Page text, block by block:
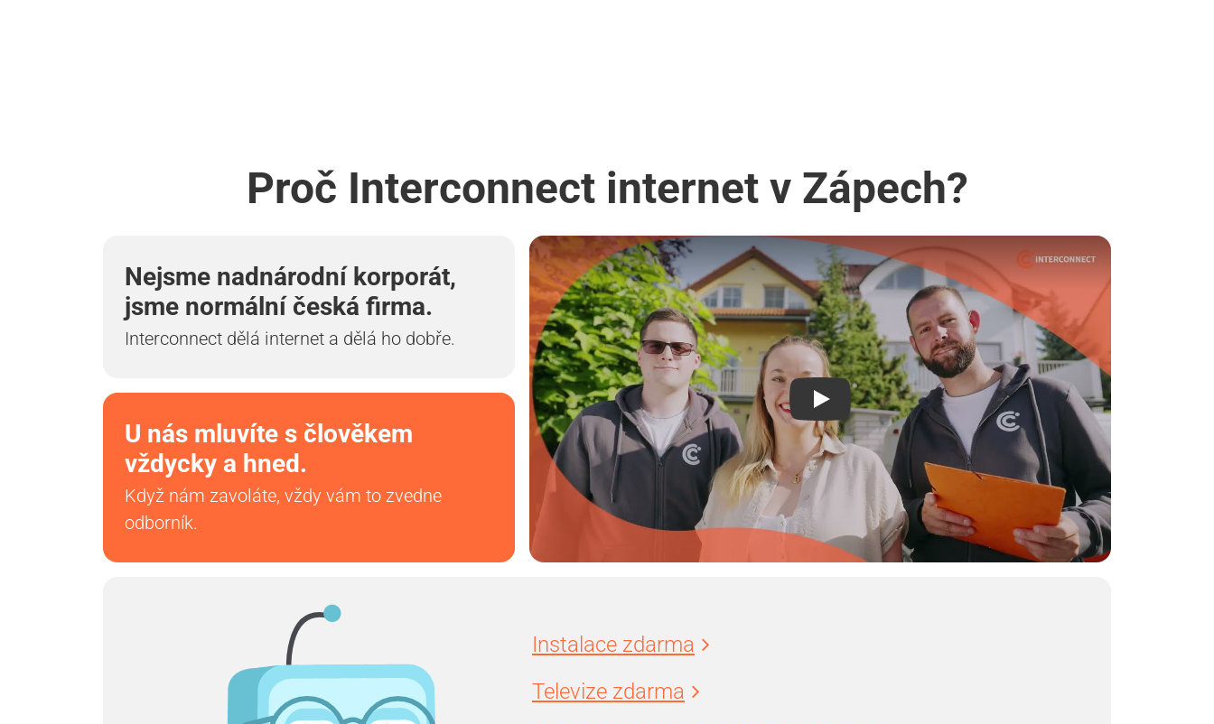
Proč Interconnect internet v Zápech?
Nejsme nadnárodní korporát,
jsme normální česká firma.
Interconnect dělá internet a dělá ho dobře.
U nás mluvíte s člověkem
vždycky a hned.
Když nám zavoláte, vždy vám to zvedne
odborník.
Instalace zdarma
Televize zdarma